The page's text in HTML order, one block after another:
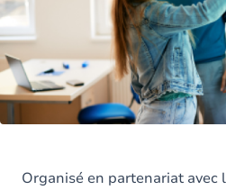
Organisé en partenariat